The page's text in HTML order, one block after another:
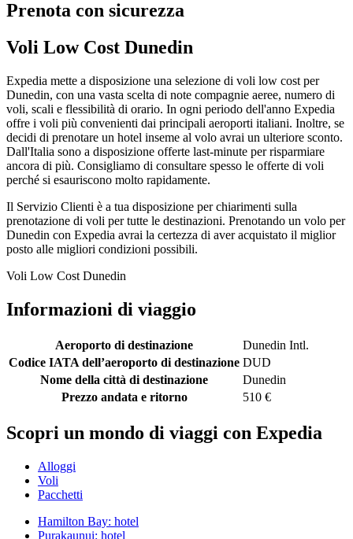
Prenota con sicurezza
Voli Low Cost Dunedin
Expedia mette a disposizione una selezione di voli low cost per
Dunedin, con una vasta scelta di note compagnie aeree, numero di
voli, scali e flessibilità di orario. In ogni periodo dell'anno Expedia
offre i voli più convenienti dai principali aeroporti italiani. Inoltre, se
decidi di prenotare un hotel inseme al volo avrai un ulteriore sconto.
Dall'Italia sono a disposizione offerte last-minute per risparmiare
ancora di più. Consigliamo di consultare spesso le offerte di voli
perché si esauriscono molto rapidamente.
Il Servizio Clienti è a tua disposizione per chiarimenti sulla
prenotazione di voli per tutte le destinazioni. Prenotando un volo per
Dunedin con Expedia avrai la certezza di aver acquistato il miglior
posto alle migliori condizioni possibili.
Voli Low Cost Dunedin
Informazioni di viaggio
Aeroporto di destinazione
Dunedin Intl.
Codice IATA dell’aeroporto di destinazione DUD
Nome della città di destinazione
Dunedin
Prezzo andata e ritorno
510 €
Scopri un mondo di viaggi con Expedia
Alloggi
Voli
Pacchetti
Hamilton Bay: hotel
Purakaunui: hotel